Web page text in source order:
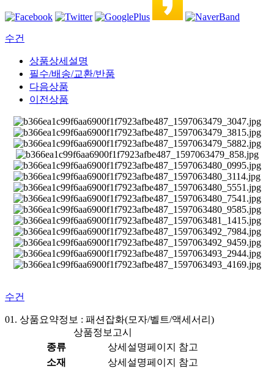
수건
상품상세설명
필수/배송/교환/반품
다음상품
이전상품
수건
01. 상품요약정보 : 패션잡화(모자/벨트/액세서리)
상품정보고시
종류
상세설명페이지 참고
소재
상세설명페이지 참고